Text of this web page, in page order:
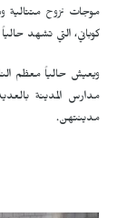
موجات نزوح متتالية
كوباني، التي تشهد
ويعيش حالياً معظم
مدارس المدينة
مدينتهن.